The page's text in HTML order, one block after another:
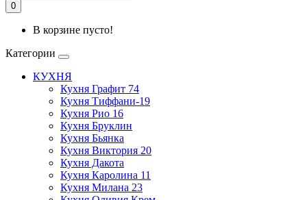
0
В корзине пусто!
Категории
КУХНЯ
Кухня Графит 74
Кухня Тиффани-19
Кухня Рио 16
Кухня Бруклин
Кухня Бьянка
Кухня Виктория 20
Кухня Дакота
Кухня Каролина 11
Кухня Милана 23